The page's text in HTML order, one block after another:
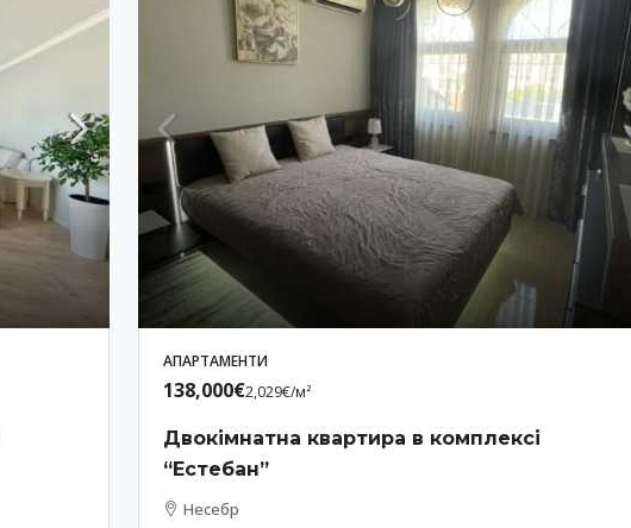
АПАРТАМЕНТИ
138,000€2,029€/м²
Двокімнатна квартира в комплексі
“Естебан”
Несебр
99,000€
990€/м2
Трикімнатний апартамент у
житловому будинку
Святий Влас
2 100 м²
АПАРТАМЕНТИ
86,000€
1,720€/м²
Двокімнатна квартира
комплексі “Belle View”
Святий Влас
1 1 50 2
АПАРТАМЕНТИ